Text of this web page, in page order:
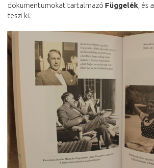
dokumentumokat tartalmazó Függelék, és a
teszi ki.